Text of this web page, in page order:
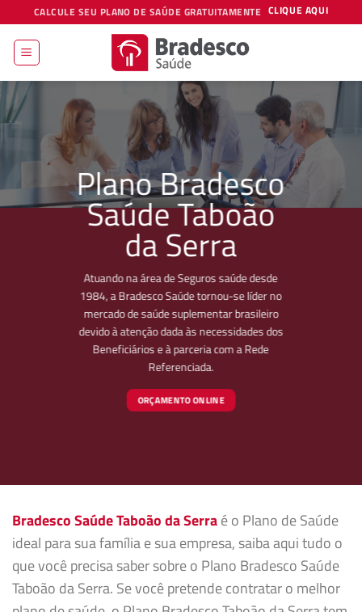
to
content
CALCULE SEU PLANO DE SAÚDE GRATUITAMENTE CLIQUE AQUI
Plano Bradesco
Saúde Taboão
da Serra
Atuando na área de Seguros saúde desde
1984, a Bradesco Saúde tornou-se líder no
mercado de saúde suplementar brasileiro
devido à atenção dada às necessidades dos
Beneficiários e à parceria com a Rede
Referenciada.
ORÇAMENTO ONLINE
Bradesco Saúde Taboão da Serraé o Plano de Saúde
ideal para sua família e sua empresa, saiba aqui tudo o
que você precisa saber sobre o Plano Bradesco Saúde
Taboão da Serra. Se você pretende contratar o melhor